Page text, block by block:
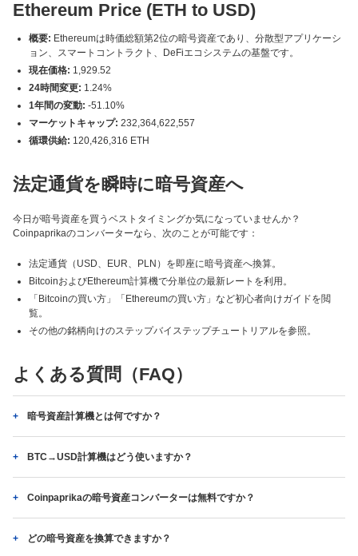
Ethereum Price (ETH to USD)
概要: Ethereumは時価総額第2位の暗号資産であり、分散型アプリケーシ
ョン、スマートコントラクト、DeFiエコシステムの基盤です。
現在価格: 1,929.52
24時間変更: 1.24%
1年間の変動: -51.10%
マーケットキャップ: 232,364,622,557
循環供給: 120,426,316 ETH
法定通貨を瞬時に暗号資産へ
今日が暗号資産を買うベストタイミングか気になっていませんか？
Coinpaprikaのコンバーターなら、次のことが可能です：
法定通貨（USD、EUR、PLN）を即座に暗号資産へ換算。
BitcoinおよびEthereum計算機で分単位の最新レートを利用。
「Bitcoinの買い方」「Ethereumの買い方」など初心者向けガイドを閲
覧。
その他の銘柄向けのステップバイステップチュートリアルを参照。
よくある質問（FAQ）
暗号資産計算機とは何ですか？
BTC→USD計算機はどう使いますか？
Coinpaprikaの暗号資産コンバーターは無料ですか？
どの暗号資産を換算できますか？